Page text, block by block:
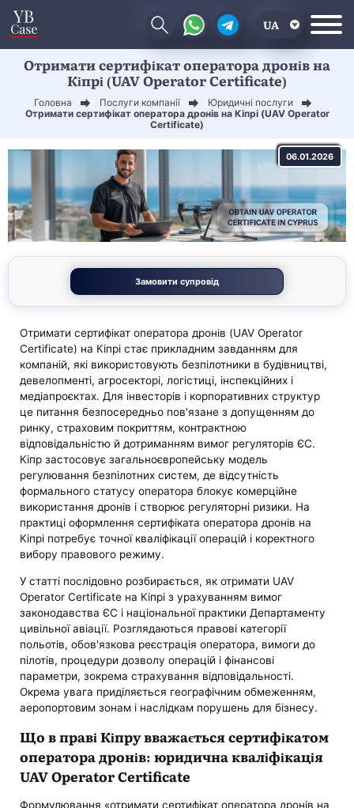
UA
EN
Отримати сертифікат оператора дронів на
Кіпрі (UAV Operator Certificate)
Головна Послуги компанії
Юридичні послуги
Отримати сертифікат оператора дронів на Кіпрі (UAV Operator
Certificate)
06.01.2026
Замовити супровід
Отримати сертифікат оператора дронів (UAV Operator
Certificate) на Кіпрі стає прикладним завданням для
компаній, які використовують безпілотники в будівництві,
девелопменті, агросекторі, логістиці, інспекційних і
медіапроєктах. Для інвесторів і корпоративних структур
це питання безпосередньо пов'язане з допущенням до
ринку, страховим покриттям, контрактною
відповідальністю й дотриманням вимог регуляторів ЄС.
Кіпр застосовує загальноєвропейську модель
регулювання безпілотних систем, де відсутність
формального статусу оператора блокує комерційне
використання дронів і створює регуляторні ризики. На
практиці оформлення сертифіката оператора дронів на
Кіпрі потребує точної кваліфікації операцій і коректного
вибору правового режиму.
У статті послідовно розбирається, як отримати UAV
Operator Certificate на Кіпрі з урахуванням вимог
законодавства ЄС і національної практики Департаменту
цивільної авіації. Розглядаються правові категорії
польотів, обов'язкова реєстрація оператора, вимоги до
пілотів, процедури дозволу операцій і фінансові
параметри, зокрема страхування відповідальності.
Окрема увага приділяється географічним обмеженням,
аеропортовим зонам і наслідкам порушень для бізнесу.
Що в праві Кіпру вважається сертифікатом
оператора дронів: юридична кваліфікація
UAV Operator Certificate
Формулювання «отримати сертифікат оператора дронів на